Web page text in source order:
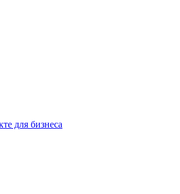
для бизнеса